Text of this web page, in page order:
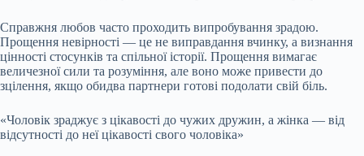
Справжня любов часто проходить випробування зрадою.
Прощення невірності — це не виправдання вчинку, а визнання
цінності стосунків та спільної історії. Прощення вимагає
величезної сили та розуміння, але воно може привести до
зцілення, якщо обидва партнери готові подолати свій біль.
«Чоловік зраджує з цікавості до чужих дружин, а жінка — від
відсутності до неї цікавості свого чоловіка»